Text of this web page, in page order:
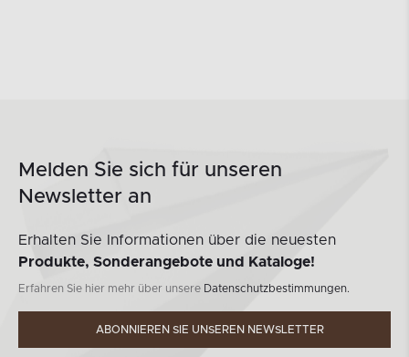
Melden Sie sich für unseren
Newsletter an
Erhalten Sie Informationen über die neuesten
Produkte, Sonderangebote und Kataloge!
Erfahren Sie hier mehr über unsere Datenschutzbestimmungen.
ABONNIEREN SIE UNSEREN NEWSLETTER